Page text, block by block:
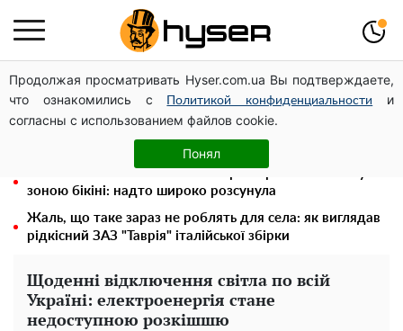
Продолжая просматривать Hyser.com.ua Вы подтверждаете,
что ознакомились с
Политикой конфиденциальности
и
согласны с использованием файлов cookie.
Понял
Місяць без світла, лютий холод та комунальні платежі
на тисячі гривень: народ "ламають" у відключення
Гола Олена Тополя у цікавих позах змусила відвисати
щелепи: злив відео – було лише початком
зоною бікіні: надто широко розсунула
Жаль, що таке зараз не роблять для села: як виглядав
рідкісний ЗАЗ "Таврія" італійської збірки
Щоденні відключення світла по всій
Україні: електроенергія стане
недоступною розкішшю